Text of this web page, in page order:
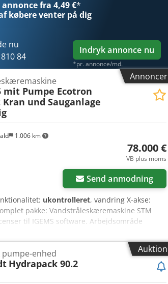
fra 4,49 €*
købereventer på dig
nu
84
Indryk annonce nu
*pr. annonce/md.
Annoncer
1.006 km
mit Pumpe Ecotron
und Sauganlage
78.000 €
VB plus moms
Send anmodning
ukontrolleret, vandring X-akse:
pakke: Vandstråleskæremaskine STM
til IGEMS software. Arbejdsområde
årg. 2018 --> som nyt.
årg. 2018 --> som ny. Vakuumsuganlæg Devo-
sandsække. Anlægget blev anskaffet i
med pumpe blev dengang
Auktion
enhed
Hydrapack 90.2